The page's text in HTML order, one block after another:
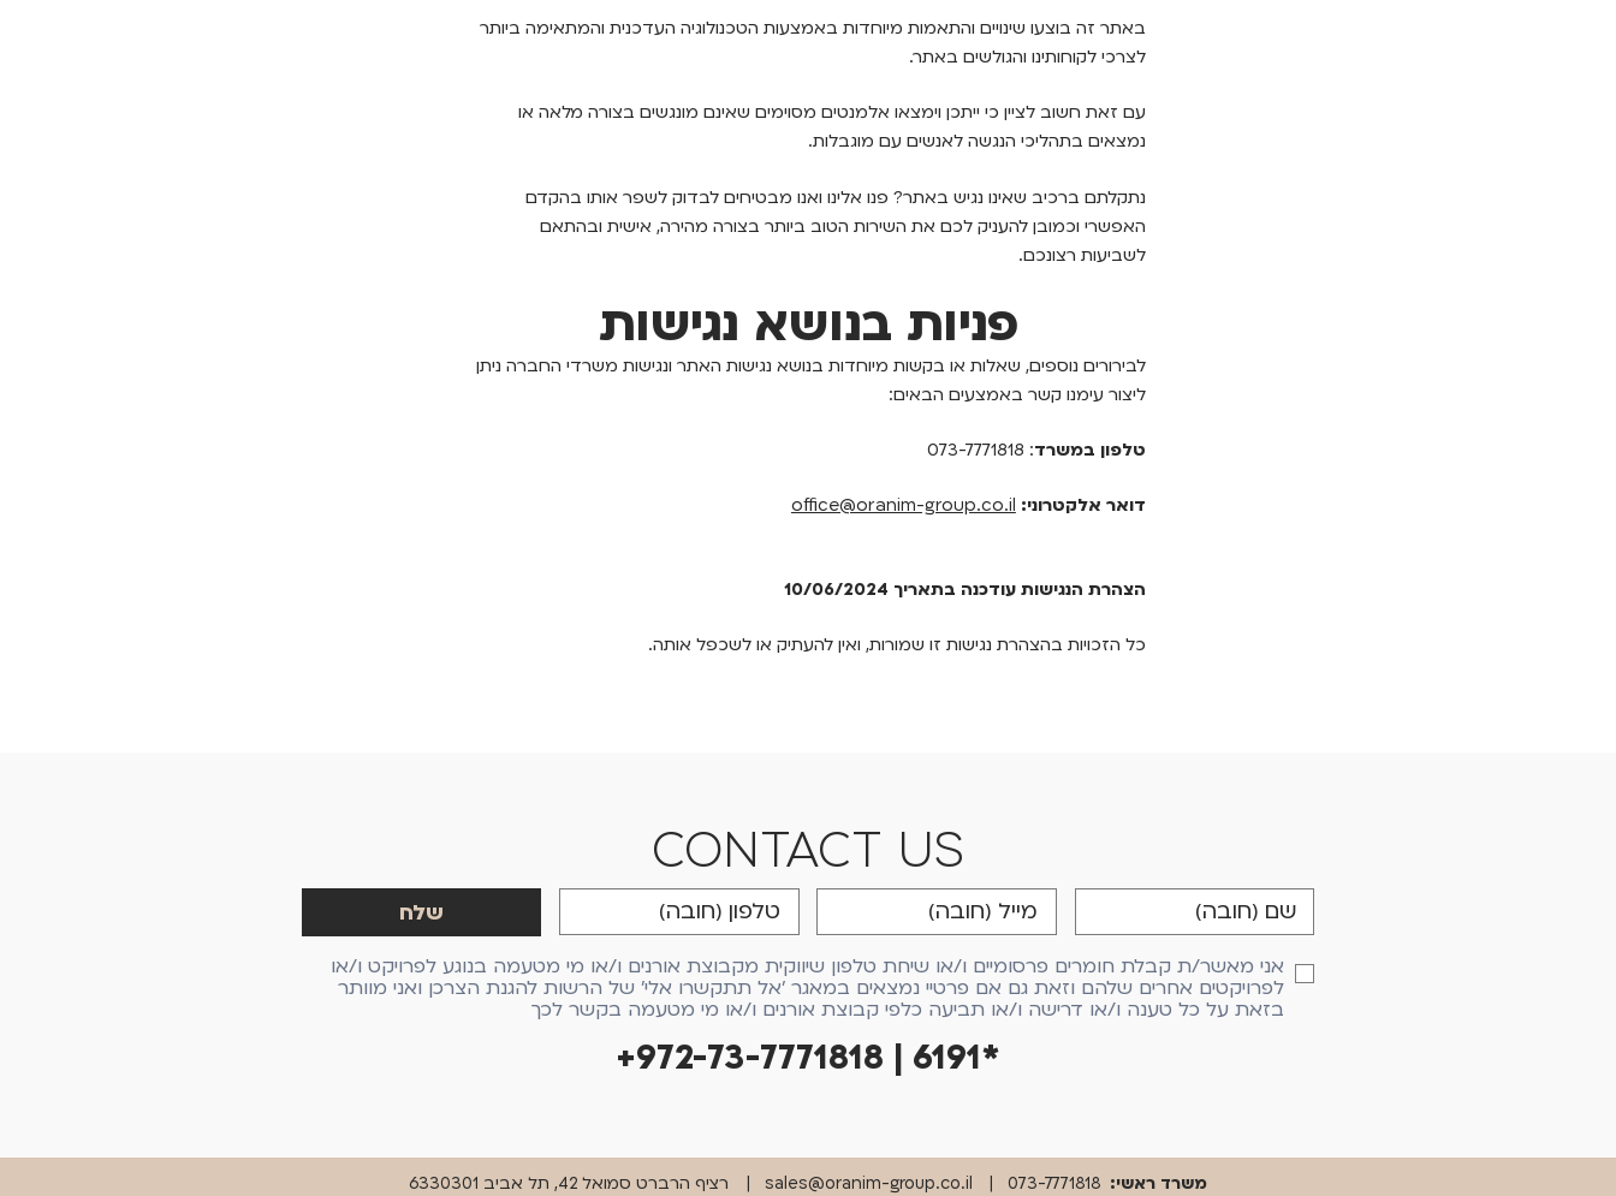
באתר זה בוצעו שינויים והתאמות מיוחדות באמצעות הטכנולוגיה העדכנית והמתאימה ביותר
לצרכי לקוחותינו והגולשים באתר.
עם זאת חשוב לציין כי ייתכן וימצאו אלמנטים מסוימים שאינם מונגשים בצורה מלאה או
נמצאים בתהליכי הנגשה לאנשים עם מוגבלות.
נתקלתם ברכיב שאינו נגיש באתר? פנו אלינו ואנו מבטיחים לבדוק לשפר אותו בהקדם
האפשרי וכמובן להעניק לכם את השירות הטוב ביותר בצורה מהירה, אישית ובהתאם
לשביעות רצונכם.
פניות בנושא נגישות
לבירורים נוספים, שאלות או בקשות מיוחדות בנושא נגישות האתר ונגישות משרדי החברה ניתן
ליצור עימנו קשר באמצעים הבאים:
טלפון במשרד: 073-7771818
דואר אלקטרוני:
office@oranim-group.co.il
הצהרת הנגישות עודכנה בתאריך 10/06/2024
כל הזכויות בהצהרת נגישות זו שמורות, ואין להעתיק או לשכפל אותה.
CONTACT US
אני מאשר/ת קבלת חומרים פרסומיים ו/או שיחת טלפון שיווקית מקבוצת אורנים ו/או מי מטעמה בנוגע לפרויקט ו/או
לפרויקטים אחרים שלהם וזאת גם אם פרטיי נמצאים במאגר 'אל תתקשרו אלי' של הרשות להגנת הצרכן ואני מוותר
בזאת על כל טענה ו/או דרישה ו/או תביעה כלפי קבוצת אורנים ו/או מי מטעמה בקשר לכך
+972-73-7771818 | 6191*
משרד ראשי: 073-7771818
sales@oranim-group.co.il רציף הרברט סמואל 42, תל אביב 6330301